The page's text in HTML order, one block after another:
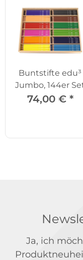
Buntstifte edu³
Jumbo, 144er
74,00 € *
Ja, ich